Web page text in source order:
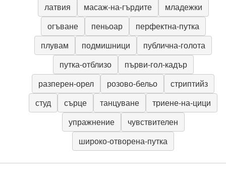
латвия
масаж-на-гърдите
младежки
огъване
пеньоар
перфектна-путка
плувам
подмишници
публична-голота
путка-отблизо
първи-гол-кадър
разперен-орел
розово-бельо
стриптийз
студ
сърце танцуване
триене-на-цици
упражнение
чувствителен
широко-отворена-путка